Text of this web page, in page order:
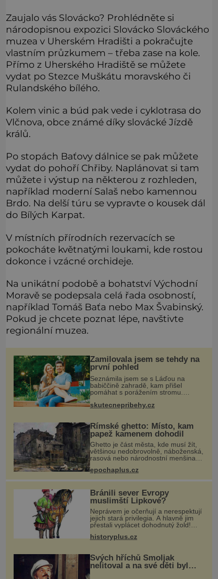
Zaujalo vás Slovácko? Prohlédněte si
národopisnou expozici Slovácko Slováckého
muzea v Uherském Hradišti a pokračujte
vlastním průzkumem – třeba zase na kole.
Přímo z Uherského Hradiště se můžete
vydat po Stezce Muškátu moravského či
Rulandského bílého.
Kolem vinic a búd pak vede i cyklotrasa do
Vlčnova, obce známé díky slovácké Jízdě
králů.
Po stopách Baťovy dálnice se pak můžete
vydat do pohoří Chřiby. Naplánovat si tam
můžete i výstup na některou z rozhleden,
například moderní Salaš nebo kamennou
Brdo. Na delší túru se vypravte o kousek dál
do Bílých Karpat.
V místních přírodních rezervacích se
pokocháte květnatými loukami, kde rostou
dokonce i vzácné orchideje.
Na unikátní podobě a bohatství Východní
Moravě se podepsala celá řada osobností,
například Tomáš Baťa nebo Max Švabinský.
Pokud je chcete poznat lépe, navštivte
regionální muzea.
Zamilovala jsem se tehdy na
první pohled
Seznámila jsem se s Láďou na
babiččině zahradě, kam přišel
pomáhat s porážením stromu.
Babička mě před ním ale varovala…
Babička se mě často ptávala, kdy se
skutecnepribehy.cz
Římské ghetto: Místo, kam
papež kamenem dohodil
Ghetto je část města, kde musí žít,
většinou nedobrovolně, náboženská,
rasová nebo národnostní menšina
obyvatel. Bohaté historické
zkušenosti mají s takovým životem
Židé. Už od středověku jsou totiž
epochaplus.cz
Bránili sever Evropy
muslimští Lipkové?
Neprávem je očerňují a nerespektují
jejich stará privilegia. A hlavně jim
přestali vyplácet dohodnutý žold!
hlasitě protestují, jenže spravedlnosti
historyplus.cz
Svých hříchů Smoljak
nelitoval a na své děti byl
velmi pyšný